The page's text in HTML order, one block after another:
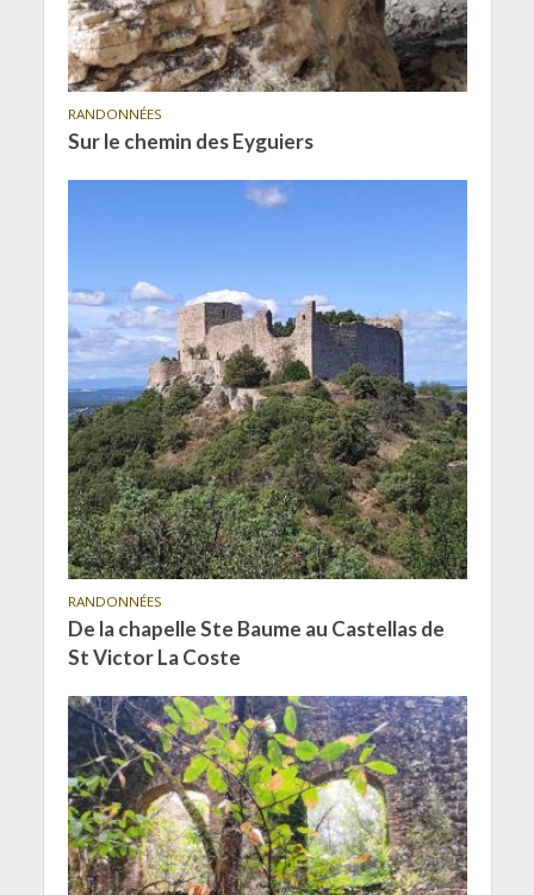
RANDONNÉES
Sur le chemin des Eyguiers
RANDONNÉES
De la chapelle Ste Baume au Castellas de
St Victor La Coste